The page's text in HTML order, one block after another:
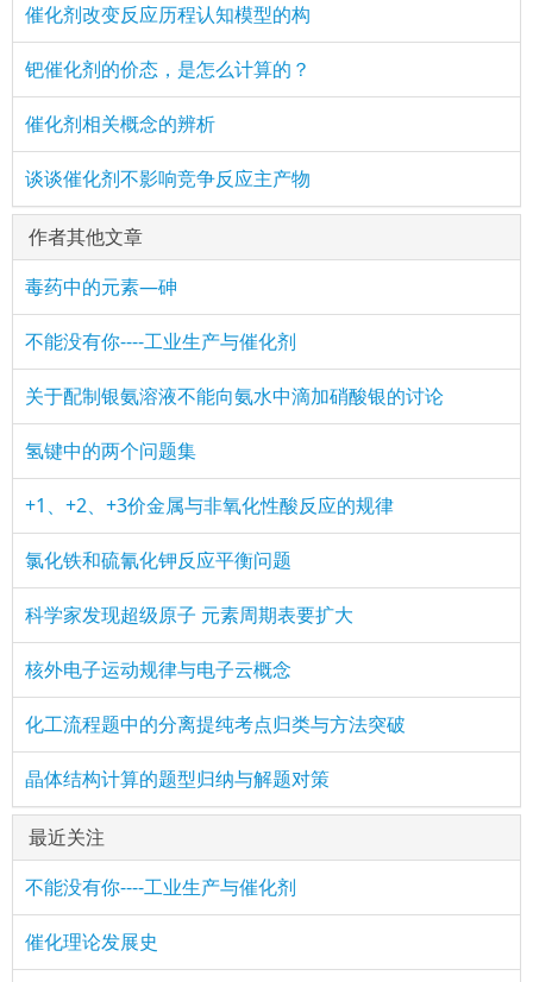
催化剂改变反应历程认知模型的构
钯催化剂的价态，是怎么计算的？
催化剂相关概念的辨析
谈谈催化剂不影响竞争反应主产物
作者其他文章
毒药中的元素—砷
不能没有你----工业生产与催化剂
关于配制银氨溶液不能向氨水中滴加硝酸银的讨论
氢键中的两个问题集
+1、+2、+3价金属与非氧化性酸反应的规律
氯化铁和硫氰化钾反应平衡问题
科学家发现超级原子 元素周期表要扩大
核外电子运动规律与电子云概念
化工流程题中的分离提纯考点归类与方法突破
晶体结构计算的题型归纳与解题对策
最近关注
不能没有你----工业生产与催化剂
催化理论发展史